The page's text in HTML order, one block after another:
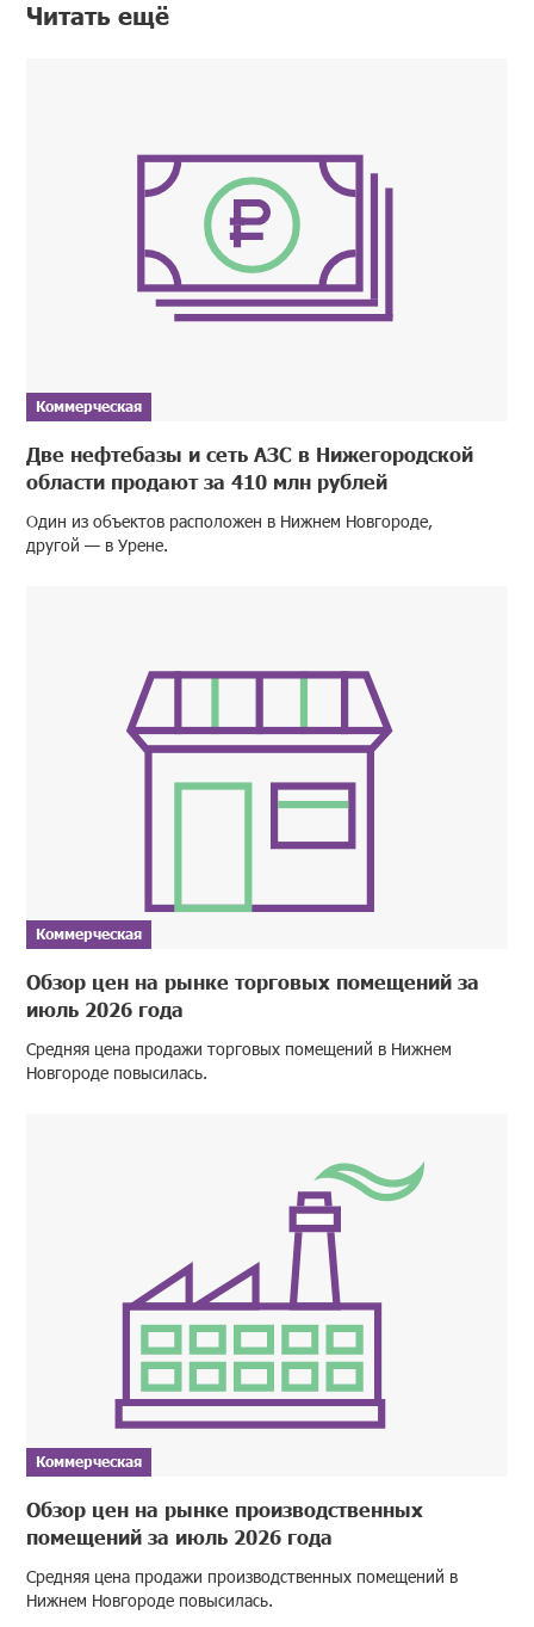
Читать ещё
Коммерческая
Две нефтебазы и сеть АЗС в Нижегородской
области продают за 410 млн рублей
Один из объектов расположен в Нижнем Новгороде,
другой — в Урене.
Коммерческая
Обзор цен на рынке торговых помещений за
июль 2026 года
Средняя цена продажи торговых помещений в Нижнем
Новгороде повысилась.
Коммерческая
Обзор цен на рынке производственных
помещений за июль 2026 года
Средняя цена продажи производственных помещений в
Нижнем Новгороде повысилась.